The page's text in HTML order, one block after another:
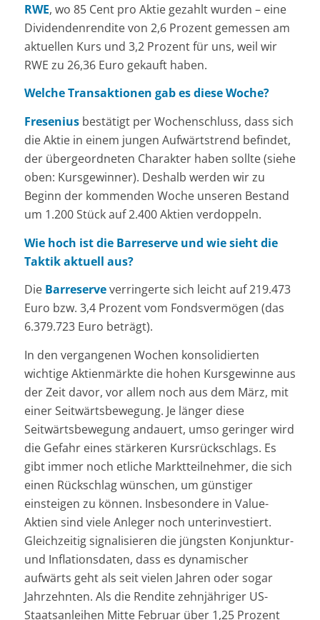
RWE, wo 85 Cent pro Aktie gezahlt wurden – eine
Dividendenrendite von 2,6 Prozent gemessen am
aktuellen Kurs und 3,2 Prozent für uns, weil wir
RWE zu 26,36 Euro gekauft haben.
Welche Transaktionen gab es diese Woche?
Freseniusbestätigt per Wochenschluss, dass sich
die Aktie in einem jungen Aufwärtstrend befindet,
der übergeordneten Charakter haben sollte (siehe
oben: Kursgewinner). Deshalb werden wir zu
Beginn der kommenden Woche unseren Bestand
um 1.200 Stück auf 2.400 Aktien verdoppeln.
Wie hoch ist die Barreserve und wie sieht die
Taktik aktuell aus?
Die Barreserveverringerte sich leicht auf 219.473
Euro bzw. 3,4 Prozent vom Fondsvermögen (das
6.379.723 Euro beträgt).
In den vergangenen Wochen konsolidierten
wichtige Aktienmärkte die hohen Kursgewinne aus
der Zeit davor, vor allem noch aus dem März, mit
einer Seitwärtsbewegung. Je länger diese
Seitwärtsbewegung andauert, umso geringer wird
die Gefahr eines stärkeren Kursrückschlags. Es
gibt immer noch etliche Marktteilnehmer, die sich
einen Rückschlag wünschen, um günstiger
einsteigen zu können. Insbesondere in Value-
Aktien sind viele Anleger noch unterinvestiert.
Gleichzeitig signalisieren die jüngsten Konjunktur-
und Inflationsdaten, dass es dynamischer
aufwärts geht als seit vielen Jahren oder sogar
Jahrzehnten. Als die Rendite zehnjähriger US-
Staatsanleihen Mitte Februar über 1,25 Prozent